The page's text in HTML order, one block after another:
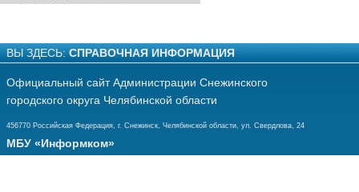
ВЫ ЗДЕСЬ: СПРАВОЧНАЯ ИНФОРМАЦИЯ
Официальный сайт Администрации Снежинского
городского округа Челябинской области
456770 Российская Федерация, г. Снежинск, Челябинской области, ул. Свердлова, 24
МБУ «Информком»